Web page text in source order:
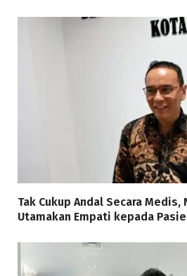
Tak Cukup Andal Secara
Utamakan Empati kepada